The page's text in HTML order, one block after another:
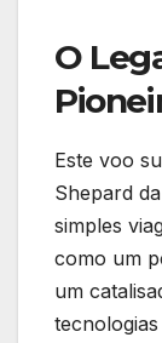
O
Este voo
Shepard
simples
como um
um